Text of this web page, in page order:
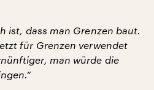
ist, dass man Grenzen baut.
für Grenzen verwendet
man würde die